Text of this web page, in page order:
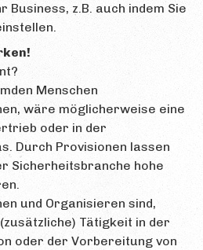
Business, z.B. auch indem Sie
Menschen
wäre möglicherweise eine
oder in der
Durch Provisionen lassen
Sicherheitsbranche hohe
und Organisieren sind,
Tätigkeit in der
oder der Vorbereitung von